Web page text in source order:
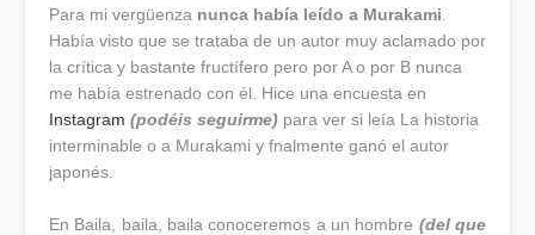
Para mi vergüenza nunca había leído a Murakami
Había visto que se trataba de un autor muy aclamado por
la crítica y bastante fructífero pero por A o por B nunca
me había estrenado con él. Hice una encuesta en
Instagram (podéis seguirme) para ver si leía La historia
interminable o a Murakami y fnalmente ganó el autor
japonés.
En Baila, baila, baila conoceremos a un hombre (del que